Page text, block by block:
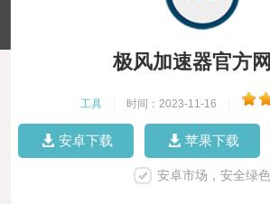
极风加速器官方
工具 时间：2023-11-16
安卓下载 苹果下载
安卓市场，安全绿色